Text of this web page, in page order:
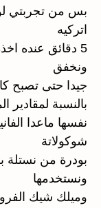
بس من تجربتي
اتركيه
5 دقائق عنده
ونخفق
جيدا حتى تصبح
بالنسبة لمقادير
شوكولاتة
بودرة من نستلة
ونستخدمها